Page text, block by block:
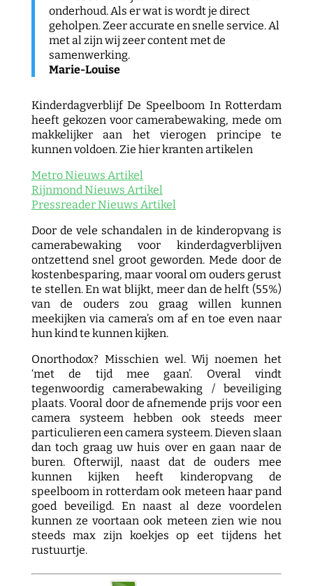
onderhoud. Als er wat is wordt je direct
geholpen. Zeer accurate en snelle service. Al
met al zijn wij zeer content met de
samenwerking.
Marie-Louise
Kinderdagverblijf De Speelboom In Rotterdam
heeft gekozen voor camerabewaking, mede om
makkelijker aan het vierogen principe te
kunnen voldoen. Zie hier kranten artikelen
Metro Nieuws Artikel
Rijnmond Nieuws Artikel
Pressreader Nieuws Artikel
Door de vele schandalen in de kinderopvang is
camerabewaking voor kinderdagverblijven
ontzettend snel groot geworden. Mede door de
kostenbesparing, maar vooral om ouders gerust
te stellen. En wat blijkt, meer dan de helft (55%)
van de ouders zou graag willen kunnen
meekijken via camera’s om af en toe even naar
hun kind te kunnen kijken.
Onorthodox? Misschien wel. Wij noemen het
‘met de tijd mee gaan’. Overal vindt
tegenwoordig camerabewaking / beveiliging
plaats. Vooral door de afnemende prijs voor een
camera systeem hebben ook steeds meer
particulieren een camera systeem. Dieven slaan
dan toch graag uw huis over en gaan naar de
buren. Ofterwijl, naast dat de ouders mee
kunnen kijken heeft kinderopvang de
speelboom in rotterdam ook meteen haar pand
goed beveiligd. En naast al deze voordelen
kunnen ze voortaan ook meteen zien wie nou
steeds max zijn koekjes op eet tijdens het
rustuurtje.